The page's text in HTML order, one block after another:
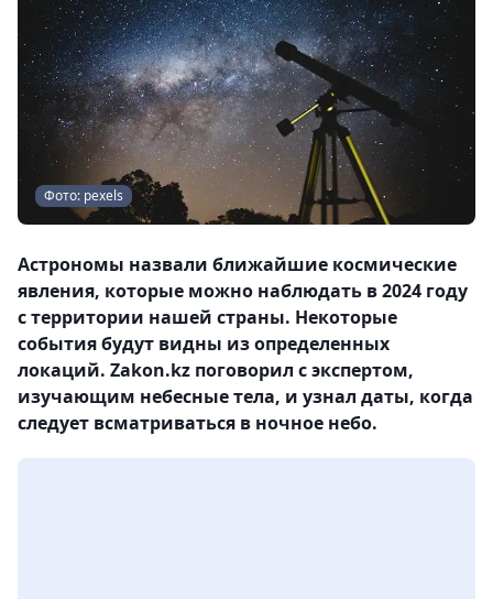
Фото: pexels
Астрономы назвали ближайшие космические
явления, которые можно наблюдать в 2024 году
с территории нашей страны. Некоторые
события будут видны из определенных
локаций. Zakon.kz поговорил с экспертом,
изучающим небесные тела, и узнал даты, когда
следует всматриваться в ночное небо.